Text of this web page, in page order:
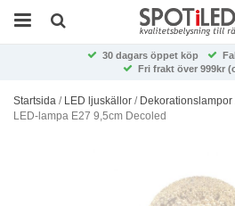
30 dagars öppet köp
Fri frakt över 999kr
Startsida / LED ljuskällor / Dekorationslampor
LED-lampa E27 9,5cm Decoled